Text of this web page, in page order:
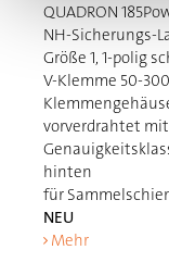
QUADRON
NH-Sicherungs-
Größe 1, 1-polig
V-Klemme 50-
vorverdrahtet mit
hinten
für
NEU
Mehr